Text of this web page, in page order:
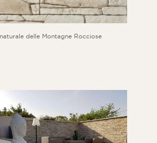
delle Montagne Rocciose